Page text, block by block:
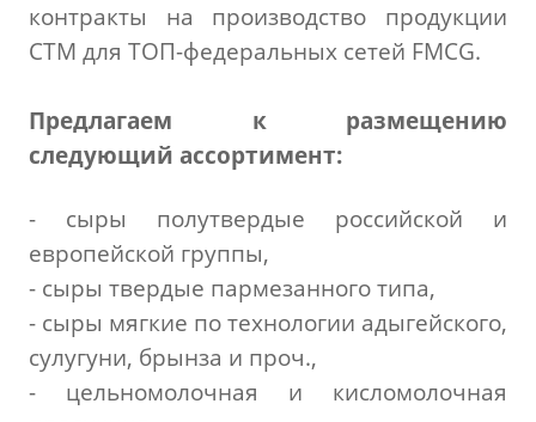
контракты на производство продукции
СТМ для ТОП-федеральных сетей FMCG.
Предлагаем к размещению
следующий ассортимент:
- сыры полутвердые российской и
европейской группы,
- сыры твердые пармезанного типа,
- сыры мягкие по технологии адыгейского,
сулугуни, брынза и проч.,
- цельномолочная и кисломолочная